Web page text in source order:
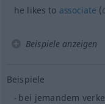
he likes to associate (
Beispiele anzeigen
Beispiele
bei jemandem